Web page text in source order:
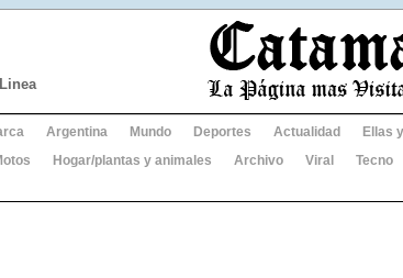
Argentina Mundo Deportes Actualidad Ellas
Hogar/plantas y animales Archivo Viral Tecno